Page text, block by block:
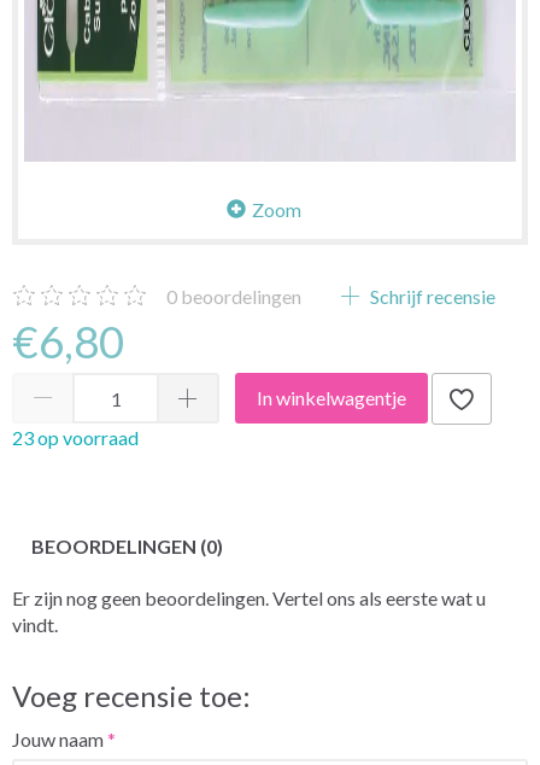
Zoom
0 beoordelingen Schrijf recensie
€6,80
In winkelwagentje
23 op voorraad
BEOORDELINGEN (0)
Er zijn nog geen beoordelingen. Vertel ons als eerste wat u
vindt.
Voeg recensie toe:
Jouw naam